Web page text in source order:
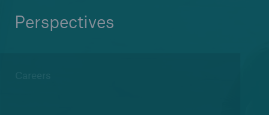
Perspectives
Careers